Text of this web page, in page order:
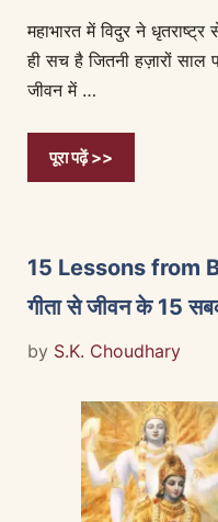
महाभारत में विदुर ने
ही सच है जितनी हज़ारों
जीवन में …
पूरा पढ़ें >>
15 Lessons from
गीता से जीवन के 15
by S.K. Choudhary